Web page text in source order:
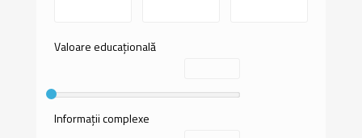
Valoare educațională
Informații complexe